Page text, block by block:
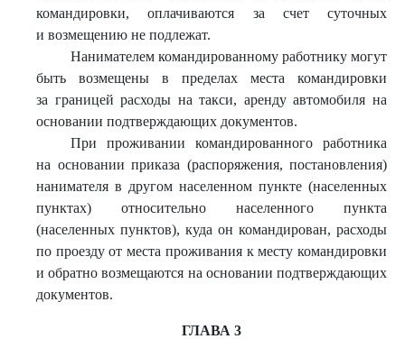
командировки, оплачиваются за счет суточных
и возмещению не подлежат.
Нанимателем командированному работнику могут
быть возмещены в пределах места командировки
за границей расходы на такси, аренду автомобиля на
основании подтверждающих документов.
При проживании командированного работника
на основании приказа (распоряжения, постановления)
нанимателя в другом населенном пункте (населенных
пунктах) относительно населенного пункта
(населенных пунктов), куда он командирован, расходы
по проезду от места проживания к месту командировки
и обратно возмещаются на основании подтверждающих
документов.
ГЛАВА 3